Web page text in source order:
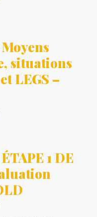
situations
LEGS –
1 DE